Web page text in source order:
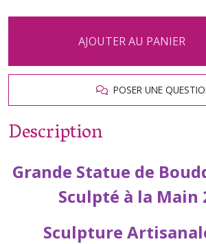
AJOUTER AU PANIER
POSER UNE
Description
Grande Statue de
Sculpté à la Main
Sculpture